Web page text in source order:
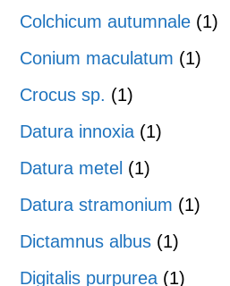
Colchicum autumnale (1)
Conium maculatum (1)
Crocus sp. (1)
Datura innoxia (1)
Datura metel (1)
Datura stramonium (1)
Dictamnus albus (1)
Digitalis purpurea (1)